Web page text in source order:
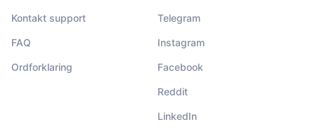
Kontakt support
FAQ
Ordforklaring
Telegram
Instagram
Facebook
Reddit
LinkedIn